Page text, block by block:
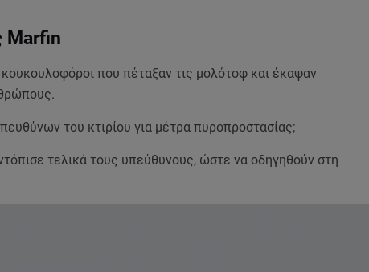
Marfin
κουκουλοφόροι που πέταξαν τις μολότοφ και έκαψαν
του κτιρίου για μέτρα πυροπροστασίας;
τελικά τους υπεύθυνους, ώστε να οδηγηθούν στη